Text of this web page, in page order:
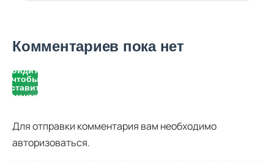
Комментариев пока нет
Войдите,
чтобы
оставить
Для отправки комментария вам необходимо
авторизоваться.